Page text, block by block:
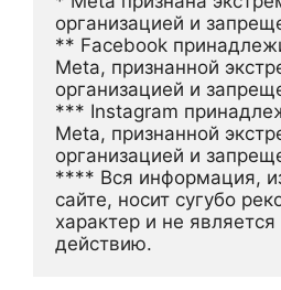
организацией и
** Facebook
Meta, признанной
организацией и
*** Instagram
Meta, признанной
организацией и
**** Вся информация,
сайте, носит сугубо
характер и не
действию.